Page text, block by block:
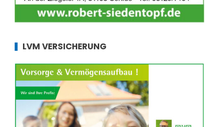
LVM VERSICHERUNG